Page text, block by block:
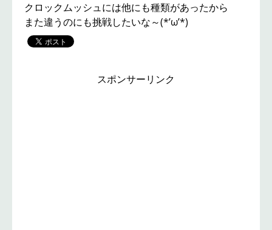
クロックムッシュには他にも種類があったから
また違うのにも挑戦したいな～(*’ω’*)
スポンサーリンク